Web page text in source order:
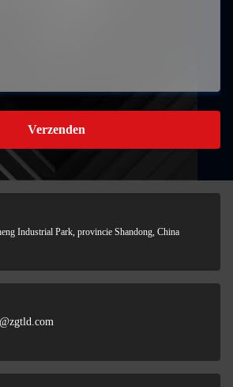
Verzenden
Industrial Park, provincie Shandong, China